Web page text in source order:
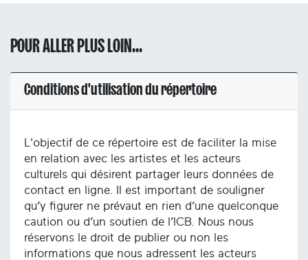
POUR ALLER PLUS LOIN...
Conditions d'utilisation du répertoire
L'objectif de ce répertoire est de faciliter la mise
en relation avec les artistes et les acteurs
culturels qui désirent partager leurs données de
contact en ligne. Il est important de souligner
qu’y figurer ne prévaut en rien d’une quelconque
caution ou d’un soutien de l’ICB. Nous nous
réservons le droit de publier ou non les
informations que nous adressent les acteurs